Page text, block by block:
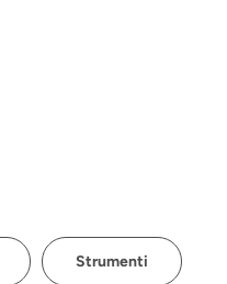
Strumenti